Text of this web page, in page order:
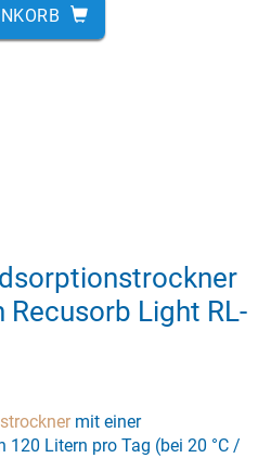
Recusorb Light RL-
mit einer
Litern pro Tag (bei 20 °C /